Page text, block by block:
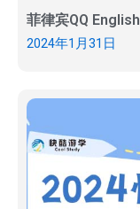
菲律宾QQ
2024年1月31日